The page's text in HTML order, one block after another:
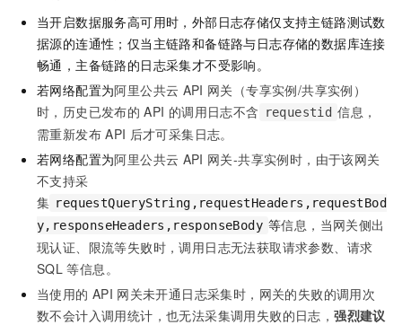
当开启数据服务高可用时，外部日志存储仅支持主链路测试数
据源的连通性；仅当主链路和备链路与日志存储的数据库连接
畅通，主备链路的日志采集才不受影响。
若网络配置为阿里公共云 API 网关（专享实例/共享实例）
时，历史已发布的 API 的调用日志不含 requestid 信息，
需重新发布 API 后才可采集日志。
若网络配置为阿里公共云 API 网关-共享实例时，由于该网关
不支持采
集 requestQueryString,requestHeaders,requestBod
y,responseHeaders,responseBody 等信息，当网关侧出
现认证、限流等失败时，调用日志无法获取请求参数、请求
SQL 等信息。
当使用的 API 网关未开通日志采集时，网关的失败的调用次
数不会计入调用统计，也无法采集调用失败的日志，强烈建议